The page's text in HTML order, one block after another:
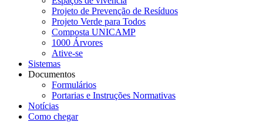
Projeto de Prevenção de Resíduos
Projeto Verde para Todos
Composta UNICAMP
1000 Árvores
Ative-se
Sistemas
Documentos
Formulários
Portarias e Instruções Normativas
Notícias
Como chegar